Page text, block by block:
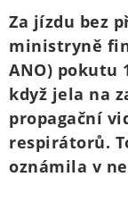
Za jízdu bez
ministryně
ANO) pokutu
když jela na
propagační
respirátorů.
oznámila v